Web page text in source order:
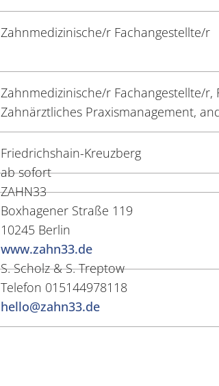
Zahnmedizinische/r Fachangestellte/r
Zahnmedizinische/r Fachangestellte/r,
Zahnärztliches Praxismanagement,
Friedrichshain-Kreuzberg
ab sofort
ZAHN33
Boxhagener Straße 119
10245 Berlin
www.zahn33.de
S. Scholz & S. Treptow
Telefon 015144978118
hello@zahn33.de